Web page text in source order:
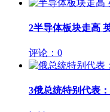
2半导体板块走高
评论：0
3俄总统特别代表